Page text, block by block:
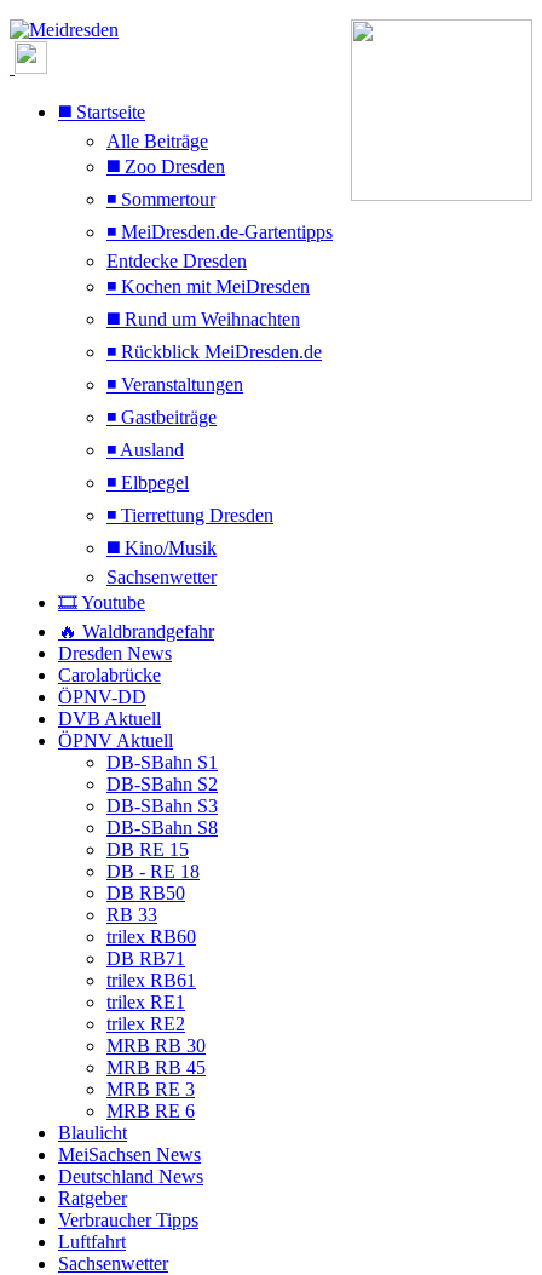
◼️ Startseite
Alle Beiträge
◼️ Zoo Dresden
◾ Sommertour
◾ MeiDresden.de-Gartentipps
Entdecke Dresden
◾ Kochen mit MeiDresden
◼️ Rund um Weihnachten
◾ Rückblick MeiDresden.de
◾ Veranstaltungen
◾ Gastbeiträge
◾ Ausland
◾ Elbpegel
◾ Tierrettung Dresden
◼️ Kino/Musik
Sachsenwetter
🎞️ Youtube
🔥 Waldbrandgefahr
Dresden News
Carolabrücke
ÖPNV-DD
DVB Aktuell
ÖPNV Aktuell
DB-SBahn S1
DB-SBahn S2
DB-SBahn S3
DB-SBahn S8
DB RE 15
DB - RE 18
DB RB50
RB 33
trilex RB60
DB RB71
trilex RB61
trilex RE1
trilex RE2
MRB RB 30
MRB RB 45
MRB RE 3
MRB RE 6
Blaulicht
MeiSachsen News
Deutschland News
Ratgeber
Verbraucher Tipps
Luftfahrt
Sachsenwetter